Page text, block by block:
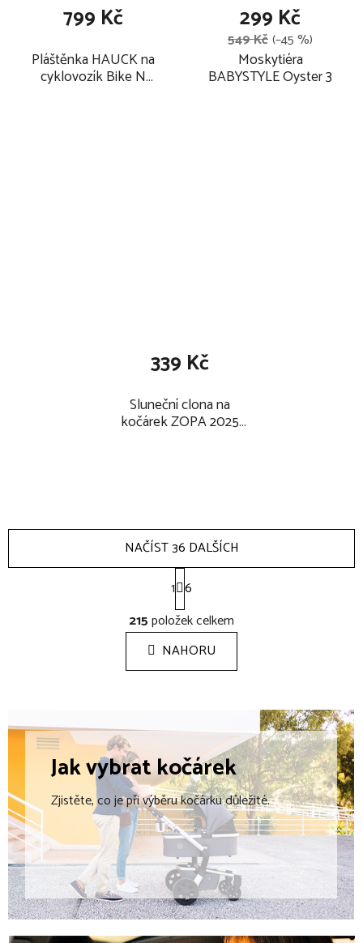
Pláštěnka HAUCK na
cyklovozík Bike N
799 Kč
Moskytiéra
BABYSTYLE Oyster 3
299 Kč
549 Kč(–45 %)
Sluneční clona na
kočárek ZOPA 2025
339 Kč
O
v
l
á
d
r
v
k
y
v
ý
p
i
s
u
NAČÍST 36 DALŠÍCH
S
t
r
á
n
k
o
1 6
215položek celkem
NAHORU
Jak vybratkočárek
Zjistěte, co je při výběru kočárku důležité.